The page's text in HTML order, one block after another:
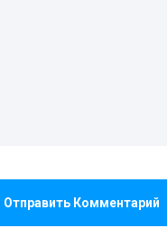
Отправить Комментарий